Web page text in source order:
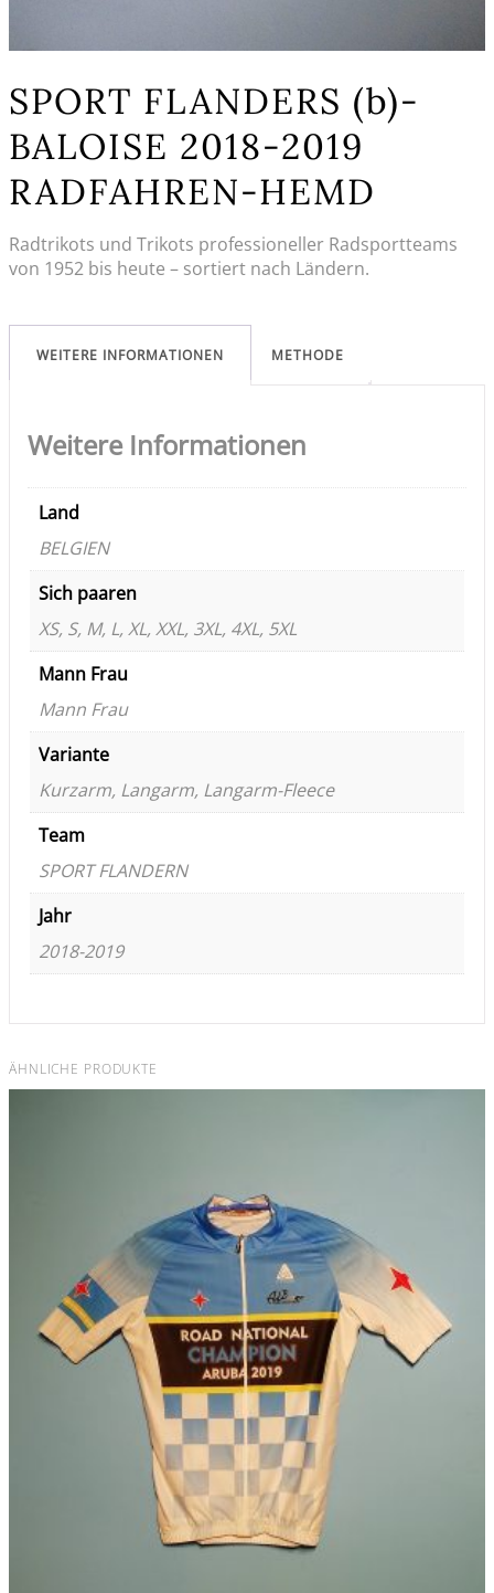
SPORT FLANDERS (b)-
BALOISE 2018-2019
RADFAHREN-HEMD
Radtrikots und Trikots professioneller Radsportteams
von 1952 bis heute – sortiert nach Ländern.
WEITERE INFORMATIONEN METHODE
Weitere Informationen
Land
BELGIEN
Sich paaren
XS, S, M, L, XL, XXL, 3XL, 4XL, 5XL
Mann Frau
Mann Frau
Variante
Kurzarm, Langarm, Langarm-Fleece
Team
SPORT FLANDERN
Jahr
2018-2019
ÄHNLICHE PRODUKTE